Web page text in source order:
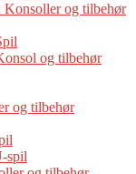
Konsoller og tilbehør
og tilbehør
og tilbehør
spil